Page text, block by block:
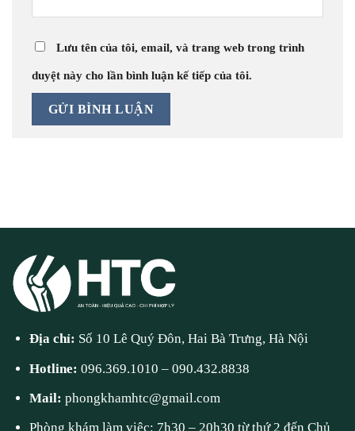
Lưu tên của tôi, email, và trang web trong trình
duyệt này cho lần bình luận kế tiếp của tôi.
Địa chỉ: Số 10 Lê Quý Đôn, Hai Bà Trưng, Hà Nội
Hotline:096.369.1010 –090.432.8838
Mail:phongkhamhtc@gmail.com
Phòng khám làm việc: 7h30 – 20h30 từ thứ 2 đến Chủ